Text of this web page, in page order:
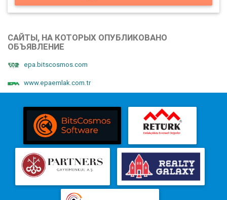
САЙТЫ, НА КОТОРЫХ ОПУБЛИКОВАНО
ОБЪЯВЛЕНИЕ
epa.bitscosmos.com
www.epaemlak.com.tr